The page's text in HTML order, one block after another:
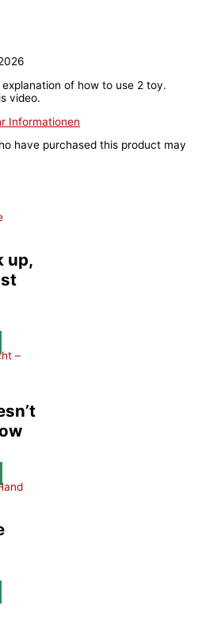
of how to use 2 toy.
video.
Informationen
have purchased this product may
up,